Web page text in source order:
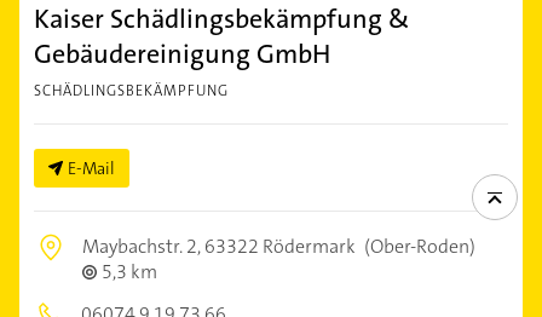
Kaiser Schädlingsbekämpfung &
Gebäudereinigung GmbH
SCHÄDLINGSBEKÄMPFUNG
E-Mail
Maybachstr. 2,63322 Rödermark (Ober-Roden)
5,3 km